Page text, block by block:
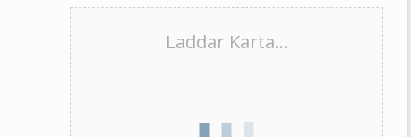
våra digitala möten
Laddar Karta...